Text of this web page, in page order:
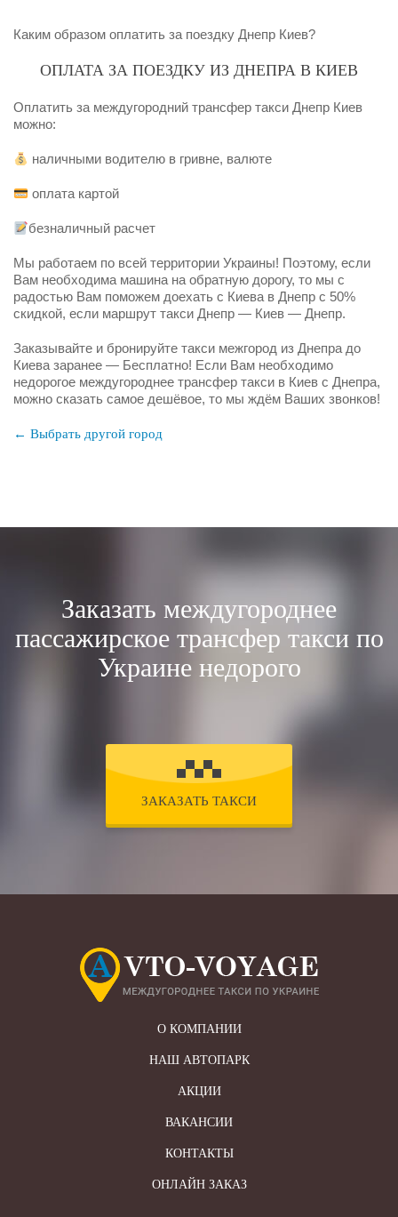
Каким образом оплатить за поездку Днепр Киев?
ОПЛАТА ЗА ПОЕЗДКУ ИЗ ДНЕПРА В КИЕВ
Оплатить за междугородний трансфер такси Днепр Киев
можно:
наличными водителю в гривне, валюте
оплата картой
безналичный расчет
Мы работаем по всей территории Украины! Поэтому, если
Вам необходима машина на обратную дорогу, то мы с
радостью Вам поможем доехать с Киева в Днепр с 50%
скидкой, если маршрут такси Днепр — Киев — Днепр.
Заказывайте и бронируйте такси межгород из Днепра до
Киева заранее — Бесплатно! Если Вам необходимо
недорогое междугороднее трансфер такси в Киев с Днепра,
можно сказать самое дешёвое, то мы ждём Ваших звонков!
← Выбрать другой город
Заказать междугороднее
пассажирское трансфер такси по
Украине недорого
ЗАКАЗАТЬ ТАКСИ
О КОМПАНИИ
НАШ АВТОПАРК
АКЦИИ
ВАКАНСИИ
КОНТАКТЫ
ОНЛАЙН ЗАКАЗ